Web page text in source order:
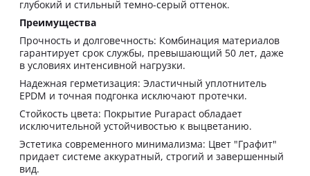
глубокий и стильный темно-серый оттенок.
Преимущества
Прочность и долговечность: Комбинация материалов
гарантирует срок службы, превышающий 50 лет, даже
в условиях интенсивной нагрузки.
Надежная герметизация: Эластичный уплотнитель
EPDM и точная подгонка исключают протечки.
Стойкость цвета: Покрытие Purapact обладает
исключительной устойчивостью к выцветанию.
Эстетика современного минимализма: Цвет "Графит"
придает системе аккуратный, строгий и завершенный
вид.